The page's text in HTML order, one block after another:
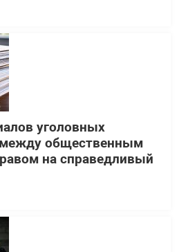
уголовных
между общественным
на справедливый